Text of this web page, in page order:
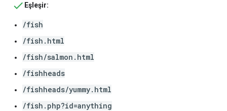
Eşleşir:
/fish
/fish.html
/fish/salmon.html
/fishheads
/fishheads/yummy.html
/fish.php?id=anything